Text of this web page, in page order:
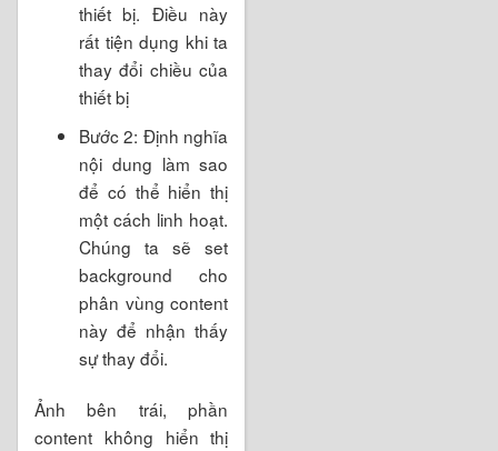
thiết bị. Điều này
rất tiện dụng khi ta
thay đổi chiều của
thiết bị
Bước 2: Định nghĩa
nội dung làm sao
để có thể hiển thị
một cách linh hoạt.
Chúng ta sẽ set
background cho
phân vùng content
này để nhận thấy
sự thay đổi.
Ảnh bên trái, phần
content không hiển thị